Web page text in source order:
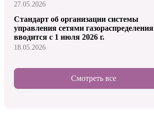
27.05.2026
Стандарт об организации системы
управления сетями газораспределения
вводится с 1 июля 2026 г.
18.05.2026
Смотреть все